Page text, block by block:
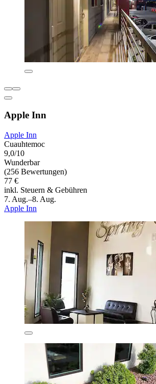
Apple Inn
Apple Inn
Cuauhtemoc
9,0/10
Wunderbar
(256 Bewertungen)
77 €
inkl. Steuern & Gebühren
7. Aug.–8. Aug.
Apple Inn